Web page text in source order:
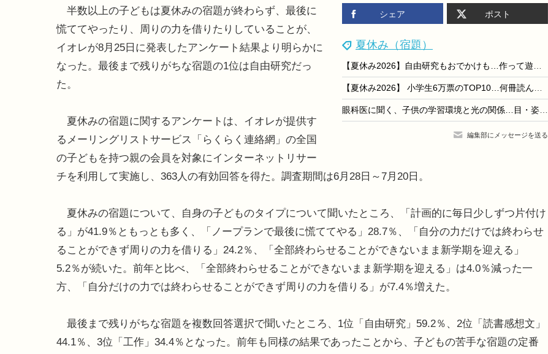
シェア ポスト
夏休み（宿題）
【夏休み2026】自由研究もおでかけも…作って遊んで学べるキットを紹介
【夏休み2026】 小学生6万票のTOP10…何冊読んだ？
眼科医に聞く、子供の学習環境と光の関係…目・姿勢・集中力を整えるBenQのデスクライト「MindDuo 2」
編集部にメッセージを送る
半数以上の子どもは夏休みの宿題が終わらず、最後に
慌ててやったり、周りの力を借りたりしていることが、
イオレが8月25日に発表したアンケート結果より明らかに
なった。最後まで残りがちな宿題の1位は自由研究だっ
た。
夏休みの宿題に関するアンケートは、イオレが提供す
るメーリングリストサービス「らくらく連絡網」の全国
の子どもを持つ親の会員を対象にインターネットリサー
チを利用して実施し、363人の有効回答を得た。調査期間は6月28日～7月20日。
夏休みの宿題について、自身の子どものタイプについて聞いたところ、「計画的に毎日少しずつ片付け
る」が41.9％ともっとも多く、「ノープランで最後に慌ててやる」28.7％、「自分の力だけでは終わらせ
ることができず周りの力を借りる」24.2％、「全部終わらせることができないまま新学期を迎える」
5.2％が続いた。前年と比べ、「全部終わらせることができないまま新学期を迎える」は4.0％減った一
方、「自分だけの力では終わらせることができず周りの力を借りる」が7.4％増えた。
最後まで残りがちな宿題を複数回答選択で聞いたところ、1位「自由研究」59.2％、2位「読書感想文」
44.1％、3位「工作」34.4％となった。前年も同様の結果であったことから、子どもの苦手な宿題の定番